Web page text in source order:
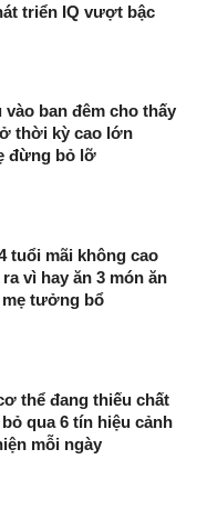
triển IQ vượt bậc
vào ban đêm cho thấy
thời kỳ cao lớn
đừng bỏ lỡ
tuổi mãi không cao
vì hay ăn 3 món ăn
mẹ tưởng bổ
thể đang thiếu chất
qua 6 tín hiệu cảnh
mỗi ngày